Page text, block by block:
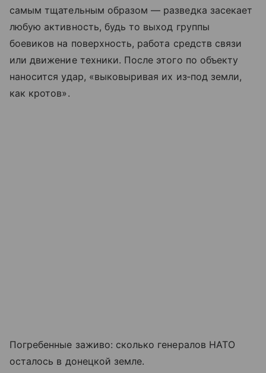
самым тщательным образом — разведка засекает
любую активность, будь то выход группы
боевиков на поверхность, работа средств связи
или движение техники. После этого по объекту
наносится удар, «выковыривая их из‑под земли,
как кротов».
Погребенные заживо: сколько генералов НАТО
осталось в донецкой земле.